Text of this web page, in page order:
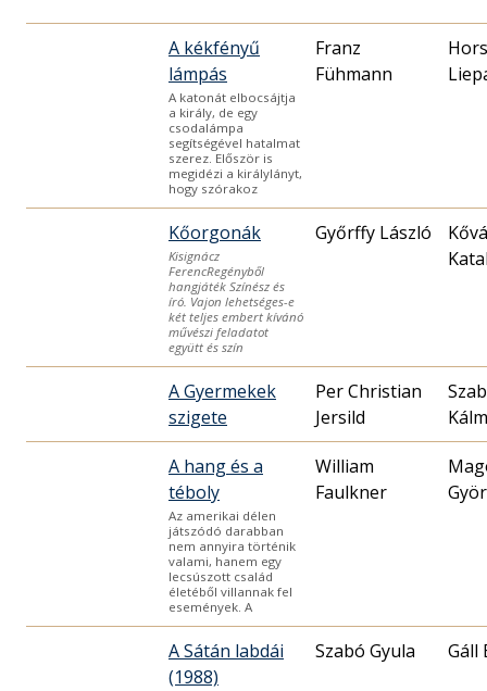
A kékfényű
lámpás
A katonát elbocsájtja
a király, de egy
csodalámpa
segítségével hatalmat
szerez. Először is
megidézi a királylányt,
hogy szórakoz
Franz
Fühmann
Kőorgonák
Kisignácz
FerencRegényből
hangjáték Színész és
író. Vajon lehetséges-e
két teljes embert kívánó
művészi feladatot
együtt és szín
Győrffy László
A Gyermekek
szigete
Per Christian
Jersild
A hang és a
téboly
Az amerikai délen
játszódó darabban
nem annyira történik
valami, hanem egy
lecsúszott család
életéből villannak fel
események. A
William
Faulkner
A Sátán labdái
(1988)
Szabó Gyula Gáll